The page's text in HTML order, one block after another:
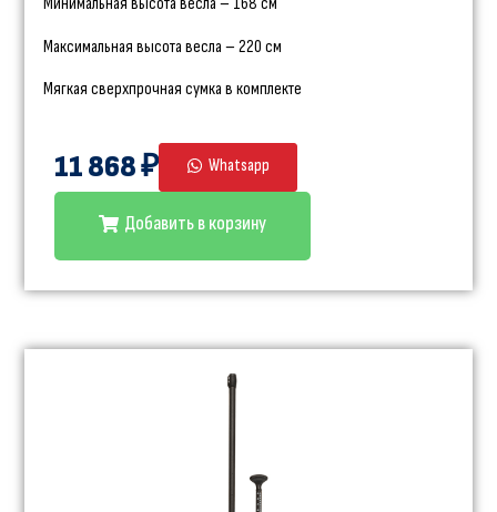
Минимальная высота весла – 168 см
Максимальная высота весла – 220 см
Мягкая сверхпрочная сумка в комплекте
11 868 ₽ Whatsapp
Добавить в корзину